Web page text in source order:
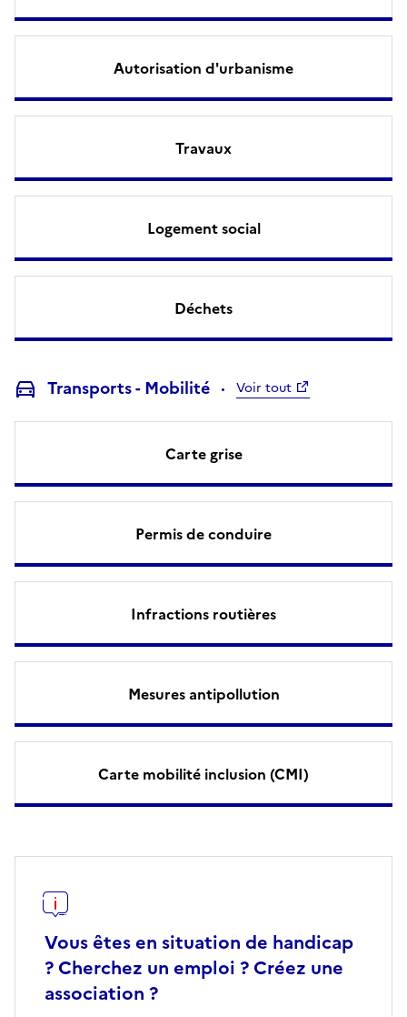
Autorisation d'urbanisme
Travaux
Logement social
Déchets
Transports - Mobilité Voir tout
Carte grise
Permis de conduire
Infractions routières
Mesures antipollution
Carte mobilité inclusion (CMI)
Vous êtes en situation de handicap
? Cherchez un emploi ? Créez une
association ?